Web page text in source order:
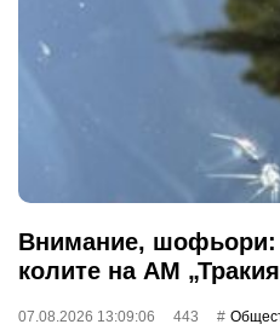
Внимание, шофьори:
колите на АМ
07.08.2026 13:09:06 443